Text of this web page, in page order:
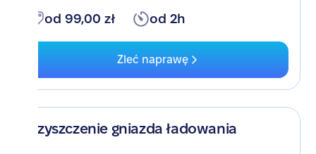
od 99,00 zł od 2h
Zleć naprawę
Czyszczenie gniazda ładowania